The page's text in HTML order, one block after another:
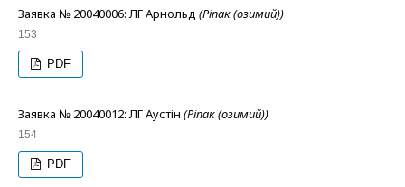
Заявка № 20040006: ЛГ Арнольд (Ріпак (озимий))
153
PDF
Заявка № 20040012: ЛГ Аустін (Ріпак (озимий))
154
PDF